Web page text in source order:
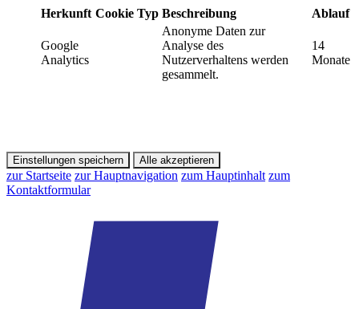
Herkunft Cookie Typ Beschreibung Ablauf
Google
Analytics
Anonyme Daten zur
Analyse des
Nutzerverhaltens werden
gesammelt.
14
Monate
Einstellungen speichern Alle akzeptieren
zur Startseite zur Hauptnavigation zum Hauptinhalt zum
Kontaktformular